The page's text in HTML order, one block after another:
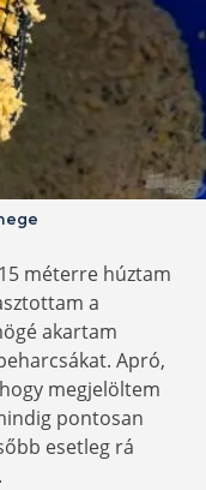
méterre húztam
a
akartam
Apró,
megjelöltem
pontosan
esetleg rá